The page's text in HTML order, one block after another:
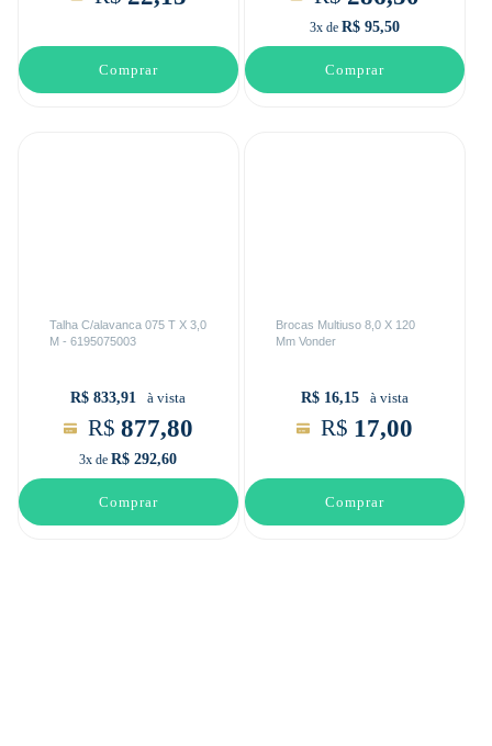
Comprar
3x de R$ 95,50
Comprar
Talha C/alavanca 075 T X 3,0
M - 6195075003
R$ 833,91 à vista
R$ 877,80
3x de R$ 292,60
Comprar
Brocas Multiuso 8,0 X 120
Mm Vonder
R$ 16,15 à vista
R$ 17,00
Comprar